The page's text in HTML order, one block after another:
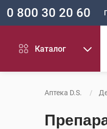
0 800 30 20 60
Каталог
Аптека D.S.